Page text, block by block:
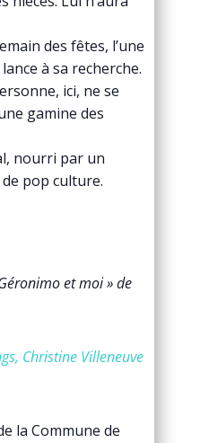
des fêtes, l’une
à sa recherche.
ici, ne se
gamine des
nourri par un
pop culture.
et moi » de
Christine Villeneuve
la Commune de